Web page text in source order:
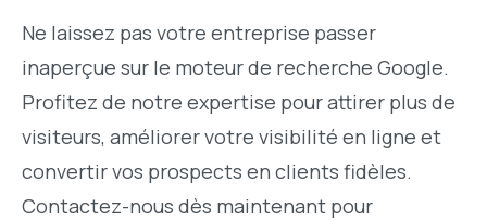
Ne laissez pas votre entreprise passer
inaperçue sur le moteur de recherche Google.
Profitez de notre expertise pour attirer plus de
visiteurs, améliorer votre visibilité en ligne et
convertir vos prospects en clients fidèles.
Contactez-nous dès maintenant pour